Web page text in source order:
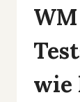
wie